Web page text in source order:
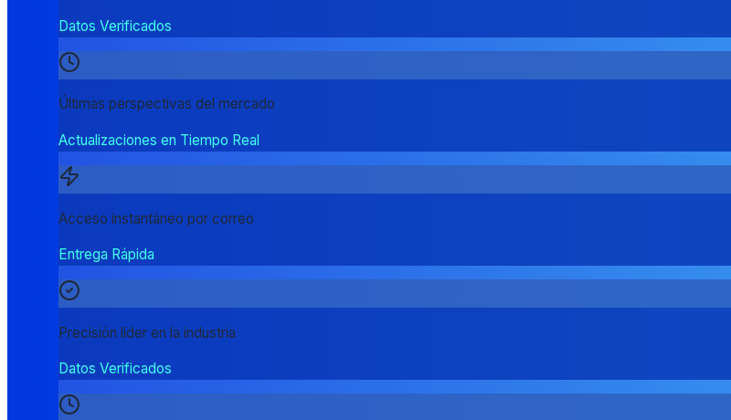
Datos Verificados
Últimas perspectivas del mercado
Actualizaciones en Tiempo Real
Acceso instantáneo por correo
Entrega Rápida
Precisión líder en la industria
Datos Verificados